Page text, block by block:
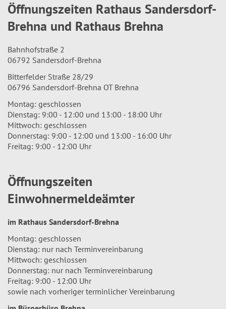
Öffnungszeiten Rathaus Sandersdorf-
Brehna und Rathaus Brehna
Bahnhofstraße 2
06792 Sandersdorf-Brehna
Bitterfelder Straße 28/29
06796 Sandersdorf-Brehna OT Brehna
Montag: geschlossen
Dienstag: 9:00 - 12:00 und 13:00 - 18:00 Uhr
Mittwoch: geschlossen
Donnerstag: 9:00 - 12:00 und 13:00 - 16:00 Uhr
Freitag: 9:00 - 12:00 Uhr
Öffnungszeiten
Einwohnermeldeämter
im Rathaus Sandersdorf-Brehna
Montag: geschlossen
Dienstag: nur nach Terminvereinbarung
Mittwoch: geschlossen
Donnerstag: nur nach Terminvereinbarung
Freitag: 9:00 - 12:00 Uhr
sowie nach vorheriger terminlicher Vereinbarung